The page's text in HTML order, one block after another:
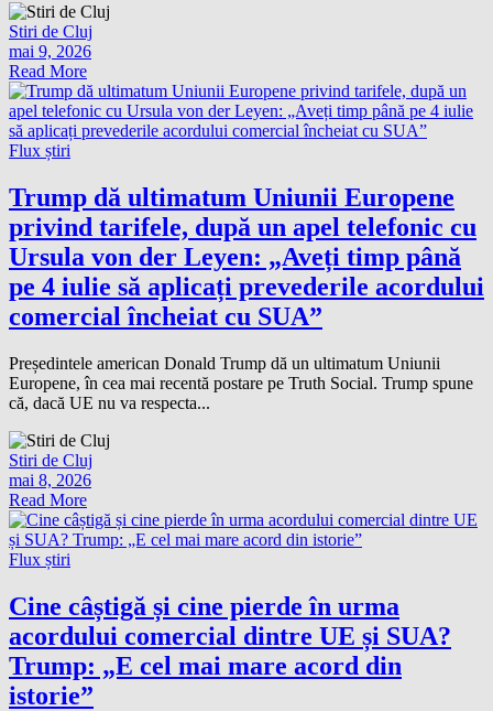
Stiri de Cluj
mai 9, 2026
Read More
Flux știri
Trump dă ultimatum Uniunii Europene
privind tarifele, după un apel telefonic cu
Ursula von der Leyen: „Aveți timp până
pe 4 iulie să aplicați prevederile acordului
comercial încheiat cu SUA”
Președintele american Donald Trump dă un ultimatum Uniunii
Europene, în cea mai recentă postare pe Truth Social. Trump spune
că, dacă UE nu va respecta...
Stiri de Cluj
mai 8, 2026
Read More
Flux știri
Cine câștigă și cine pierde în urma
acordului comercial dintre UE și SUA?
Trump: „E cel mai mare acord din
istorie”